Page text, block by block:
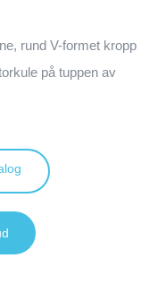
rund V-formet kropp
på tuppen av